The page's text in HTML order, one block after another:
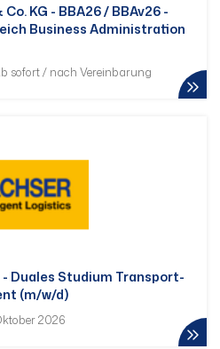
KG - BBA26 / BBAv26 -
Business Administration
sofort / nach Vereinbarung
- Duales Studium Transport-
(m/w/d)
2026